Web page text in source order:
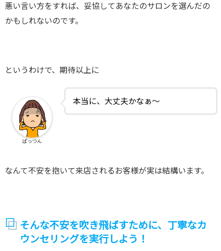
悪い言い方をすれば、妥協してあなたのサロンを選んだの
かもしれないのです。
というわけで、期待以上に
本当に、大丈夫かなぁ～
ぱっつん
なんて不安を抱いて来店されるお客様が実は結構います。
そんな不安を吹き飛ばすために、丁寧なカ
ウンセリングを実行しよう！